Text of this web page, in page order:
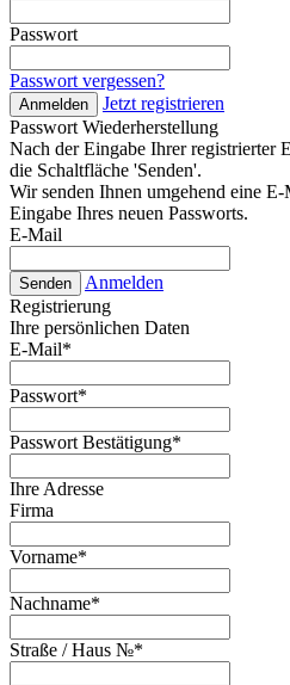
Passwort
Passwort vergessen?
Anmelden
Jetzt registrieren
Passwort Wiederherstellung
Nach der Eingabe Ihrer registrierter
die Schaltfläche 'Senden'.
Wir senden Ihnen umgehend eine
Eingabe Ihres neuen Passworts.
E-Mail
Senden
Anmelden
Registrierung
Ihre persönlichen Daten
E-Mail*
Passwort*
Passwort Bestätigung*
Ihre Adresse
Firma
Vorname*
Nachname*
Straße / Haus №*